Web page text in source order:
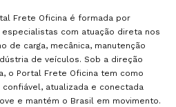
Frete Oficina é formada por
com atuação direta nos
de carga, mecânica, manutenção
de veículos. Sob a direção
o Portal Frete Oficina tem como
atualizada e conectada
e mantém o Brasil em movimento.